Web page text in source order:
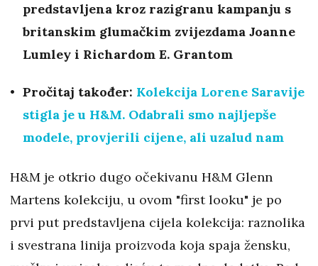
predstavljena kroz razigranu kampanju s
britanskim glumačkim zvijezdama Joanne
Lumley i Richardom E. Grantom
Pročitaj također: Kolekcija Lorene Saravije
stigla je u H&M. Odabrali smo najljepše
modele, provjerili cijene, ali uzalud nam
H&M je otkrio dugo očekivanu H&M Glenn
Martens kolekciju, u ovom "first looku" je po
prvi put predstavljena cijela kolekcija: raznolika
i svestrana linija proizvoda koja spaja žensku,